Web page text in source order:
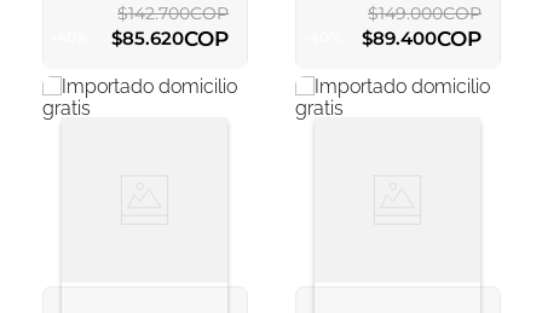
$142.700COP
$85.620COP
AGREGAR AL CARRITO
$149.000COP
$89.400COP
AGREGAR AL CARRITO